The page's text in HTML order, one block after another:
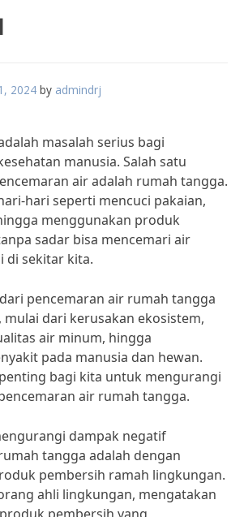
2024 by admindrj
masalah serius bagi
manusia. Salah satu
air adalah rumah tangga.
hari seperti mencuci pakaian,
menggunakan produk
sadar bisa mencemari air
di sekitar kita.
pencemaran air rumah tangga
dari kerusakan ekosistem,
air minum, hingga
pada manusia dan hewan.
bagi kita untuk mengurangi
air rumah tangga.
dampak negatif
tangga adalah dengan
pembersih ramah lingkungan.
ahli lingkungan, mengatakan